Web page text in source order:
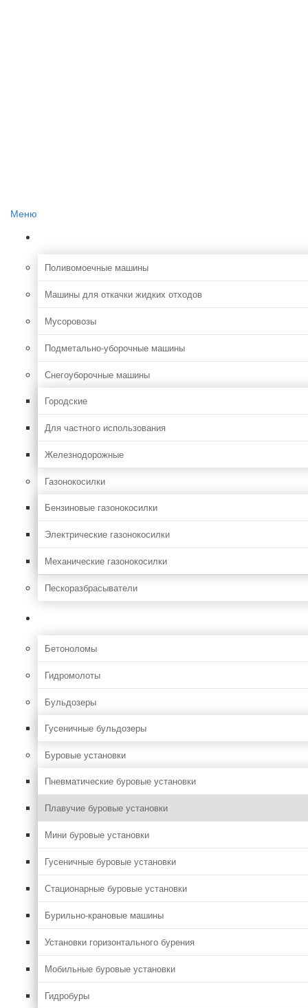
Меню
Поливомоечные машины
Машины для откачки жидких отходов
Мусоровозы
Подметально-уборочные машины
Снегоуборочные машины
Городские
Для частного использования
Железнодорожные
Газонокосилки
Бензиновые газонокосилки
Электрические газонокосилки
Механические газонокосилки
Пескоразбрасыватели
Бетоноломы
Гидромолоты
Бульдозеры
Гусеничные бульдозеры
Буровые установки
Пневматические буровые установки
Плавучие буровые установки
Мини буровые установки
Гусеничные буровые установки
Стационарные буровые установки
Бурильно-крановые машины
Установки горизонтального бурения
Мобильные буровые установки
Гидробуры